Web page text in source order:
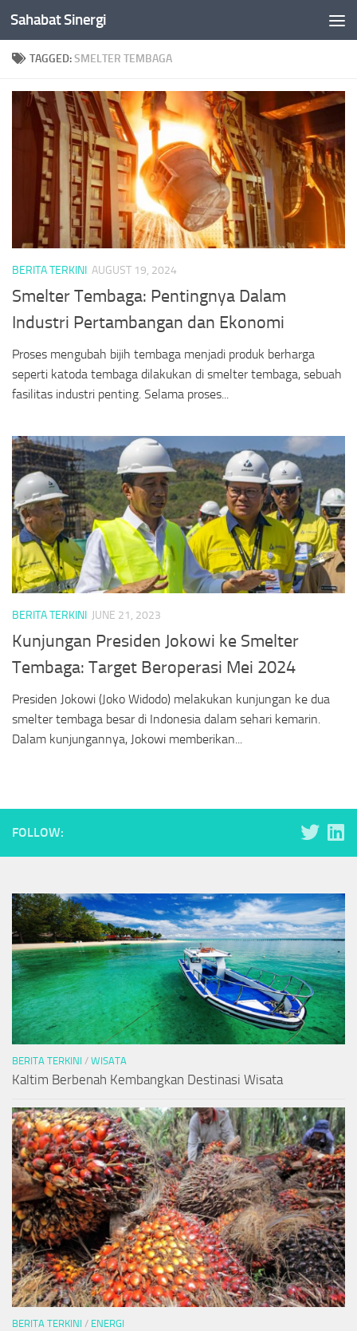
Skip to content
Sahabat Sinergi
TAGGED:SMELTER TEMBAGA
BERITA TERKINI AUGUST 19, 2024
Smelter Tembaga: Pentingnya Dalam
Industri Pertambangan dan Ekonomi
Proses mengubah bijih tembaga menjadi produk berharga
seperti katoda tembaga dilakukan di smelter tembaga, sebuah
fasilitas industri penting. Selama proses...
BERITA TERKINI JUNE 21, 2023
Kunjungan Presiden Jokowi ke Smelter
Tembaga: Target Beroperasi Mei 2024
Presiden Jokowi (Joko Widodo) melakukan kunjungan ke dua
smelter tembaga besar di Indonesia dalam sehari kemarin.
Dalam kunjungannya, Jokowi memberikan...
FOLLOW:
BERITA TERKINI / WISATA
Kaltim Berbenah Kembangkan Destinasi Wisata
BERITA TERKINI / ENERGI